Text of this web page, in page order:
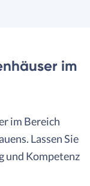
im
im Bereich
Lassen Sie
und Kompetenz